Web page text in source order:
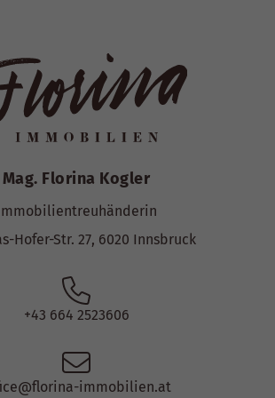
Mag. Florina Kogler
Hofer-Str. 27, 6020 Innsbruck
+43 664 2523606
immobilien.at